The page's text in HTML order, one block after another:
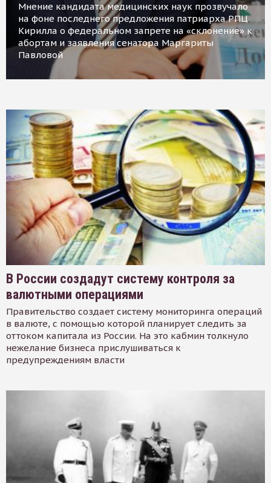
Мнение кандидата медицинских наук прозвучало
на фоне последнего предложения патриарха РПЦ
Кирилла о федеральном запрете на «склонение» к
абортам и заявления сенатора Маргариты
Павловой
В России создадут систему контроля за
валютными операциями
Правительство создает систему мониторинга операций
в валюте, с помощью которой планирует следить за
оттоком капитала из России. На это кабмин толкнуло
нежелание бизнеса прислушиваться к
предупреждениям власти